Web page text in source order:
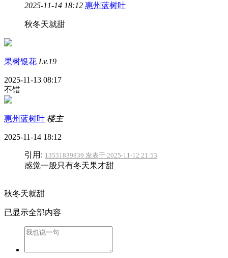
2025-11-14 18:12 惠州蓝树叶
秋冬天就甜
果树银花 Lv.19
2025-11-13 08:17
不错
惠州蓝树叶 楼主
2025-11-14 18:12
引用: 13531839839 发表于 2025-11-12 21:53
感觉一般只有冬天果才甜
秋冬天就甜
已显示全部内容